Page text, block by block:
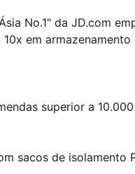
No.1" da JD.com
em
superior a
sacos de isolamento